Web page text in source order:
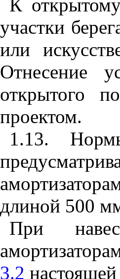
К
участки
или
Отнесение
открытого
проектом.
1.13.
длиной 500
При
3.2